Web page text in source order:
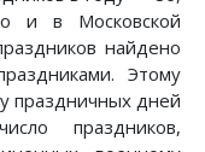
и в Московской
найдено
Этому
праздничных дней
праздников,